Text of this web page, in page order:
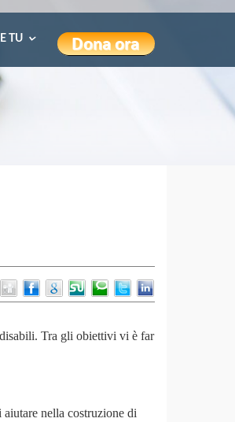
TU
Tra gli obiettivi vi è far
nella costruzione di